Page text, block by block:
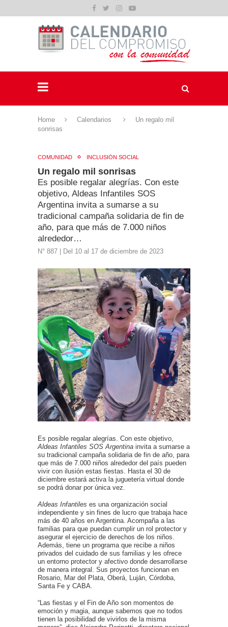
Home Calendarios
Un regalo mil
sonrisas
COMUNIDAD INCLUSIÓN SOCIAL
Un regalo mil sonrisas
Es posible regalar alegrías. Con este
objetivo, Aldeas Infantiles SOS
Argentina invita a sumarse a su
tradicional campaña solidaria de fin de
año, para que más de 7.000 niños
alrededor…
N° 887 | Del 10 al 17 de diciembre de 2023
Es posible regalar alegrías. Con este objetivo,
Aldeas Infantiles SOS Argentina invita a sumarse a
su tradicional campaña solidaria de fin de año, para
que más de 7.000 niños alrededor del país pueden
vivir con ilusión estas fiestas. Hasta el 30 de
diciembre estará activa la juguetería virtual donde
se podrá donar por única vez.
Aldeas Infantiles es una organización social
independiente y sin fines de lucro que trabaja hace
más de 40 años en Argentina. Acompaña a las
familias para que puedan cumplir un rol protector y
asegurar el ejercicio de derechos de los niños.
Además, tiene un programa que recibe a niños
privados del cuidado de sus familias y les ofrece
un entorno protector y afectivo donde desarrollarse
de manera integral. Sus proyectos funcionan en
Rosario, Mar del Plata, Oberá, Luján, Córdoba,
Santa Fe y CABA.
“Las fiestas y el Fin de Año son momentos de
emoción y magia, aunque sabemos que no todos
tienen la posibilidad de vivirlos de la misma